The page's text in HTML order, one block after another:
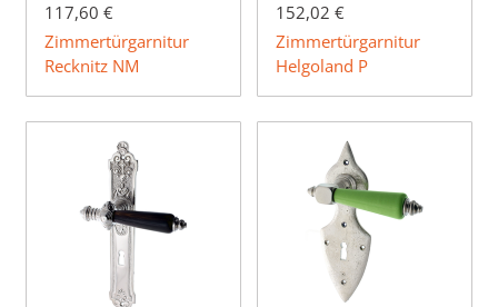
117,60 €
Zimmertürgarnitur
Recknitz NM
152,02 €
Zimmertürgarnitur
Helgoland P